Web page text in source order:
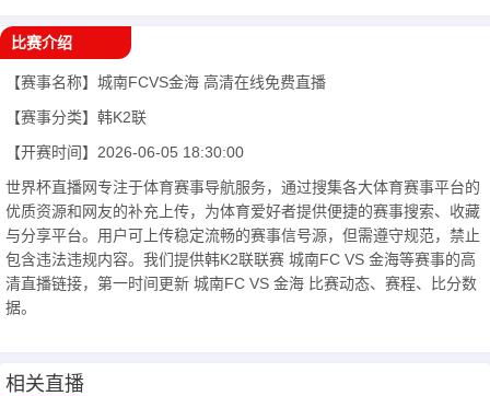
比赛介绍
【赛事名称】 城南FCVS金海 高清在线免费直播
【赛事分类】 韩K2联
【开赛时间】 2026-06-05 18:30:00
世界杯直播网专注于体育赛事导航服务，通过搜集各大体育赛事平台的
优质资源和网友的补充上传，为体育爱好者提供便捷的赛事搜索、收藏
与分享平台。用户可上传稳定流畅的赛事信号源，但需遵守规范，禁止
包含违法违规内容。我们提供韩K2联联赛 城南FC VS 金海等赛事的高
清直播链接，第一时间更新 城南FC VS 金海 比赛动态、赛程、比分数
据。
相关直播